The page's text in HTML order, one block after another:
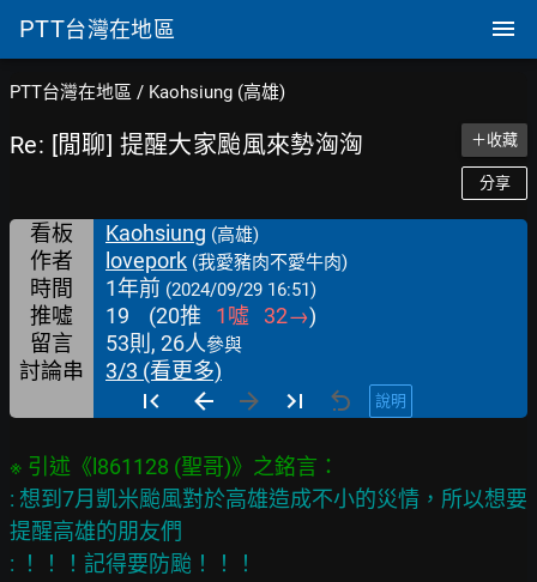
PTT台灣在地區
PTT台灣在地區 / Kaohsiung (高雄)
Re: [閒聊] 提醒大家颱風來勢洶洶 ＋收藏
分享
看板 Kaohsiung (高雄)
作者 lovepork (我愛豬肉不愛牛肉)
時間 1年前 (2024/09/29 16:51)
推噓 19 (20推 1噓 32→)
留言
53則, 26人參與
討論串 3/3 (看更多)
說明
: 想到7月凱米颱風對於高雄造成不小的災情，所以想要
提醒高雄的朋友們
: ！！！記得要防颱！！！